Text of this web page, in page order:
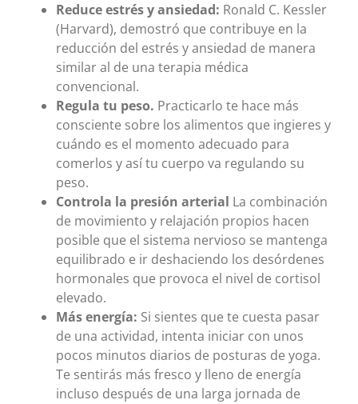
Reduce estrés y ansiedad: Ronald C. Kessler
(Harvard), demostró que contribuye en la
reducción del estrés y ansiedad de manera
similar al de una terapia médica
convencional.
Regula tu peso. Practicarlo te hace más
consciente sobre los alimentos que ingieres y
cuándo es el momento adecuado para
comerlos y así tu cuerpo va regulando su
peso.
Controla la presión arterial La combinación
de movimiento y relajación propios hacen
posible que el sistema nervioso se mantenga
equilibrado e ir deshaciendo los desórdenes
hormonales que provoca el nivel de cortisol
elevado.
Más energía: Si sientes que te cuesta pasar
de una actividad, intenta iniciar con unos
pocos minutos diarios de posturas de yoga.
Te sentirás más fresco y lleno de energía
incluso después de una larga jornada de